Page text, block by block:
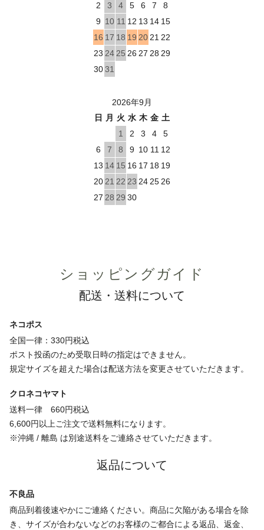
2 3 4 5 6 7
8
9 10 11 12 13 14 15
16 17 18 19 20 21 22
23 24 25 26 27 28 29
3031
2026年9月
日
月 火 水 木 金 土
1
2 3 4
5
6
7 8 9 10 11 12
13 14 15 16 17 18 19
20 21 22 23 24 25 26
27 28 29 30
ショッピングガイド
配送・送料について
ネコポス
全国一律：330円税込
ポスト投函のため受取日時の指定はできません。
規定サイズを超えた場合は配送方法を変更させていただきます。
クロネコヤマト
送料一律 660円税込
6,600円以上ご注文で送料無料になります。
※沖縄 / 離島 は別途送料をご連絡させていただきます。
返品について
不良品
商品到着後速やかにご連絡ください。商品に欠陥がある場合を除
き、サイズが合わないなどのお客様のご都合による返品、返金、